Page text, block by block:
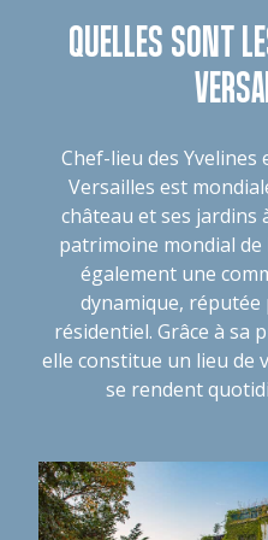
QUELLES SONT
Chef-lieu des Yvelines
Versailles est
château et ses jardins
patrimoine mondial de
également une
dynamique, réputée
résidentiel. Grâce à sa
elle constitue un lieu de
se rendent